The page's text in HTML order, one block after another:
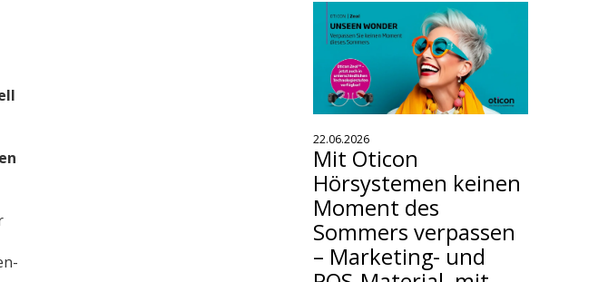
22.06.2026
Mit Oticon
Hörsystemen keinen
Moment des
Sommers verpassen
– Marketing- und